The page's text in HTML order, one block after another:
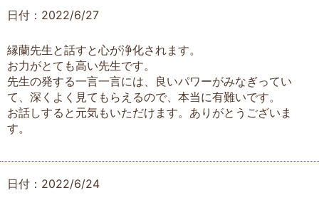
日付：2022/6/27
縁蘭先生と話すと心が浄化されます。
お力がとても高い先生です。
先生の発する一言一言には、良いパワーがみなぎってい
て、深くよく見てもらえるので、本当に有難いです。
お話しすると元気もいただけます。ありがとうございま
す。
日付：2022/6/24